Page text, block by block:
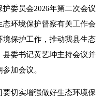
委员会2026年第二次会议
环境保护督察有关工作会
保护工作，推动我县生态
委书记黄艺坤主持会议并
加会议。
切实增强做好生态环境保